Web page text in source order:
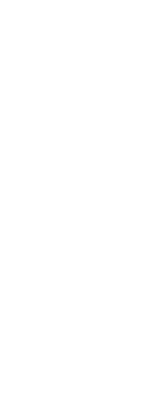
El proyecto
se llamará
firma Frade
Según
crear un
recursos
compleja
El centro
En la
visual y
de los